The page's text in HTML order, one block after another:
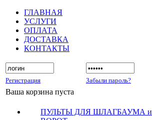
ГЛАВНАЯ
УСЛУГИ
ОПЛАТА
ДОСТАВКА
КОНТАКТЫ
Регистрация Забыли пароль?
Ваша корзина пуста
ПУЛЬТЫ ДЛЯ ШЛАГБАУМА и